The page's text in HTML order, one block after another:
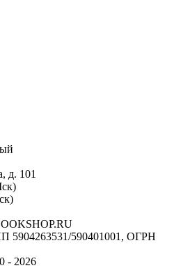
д. 101
590401001, ОГРН
- 2026